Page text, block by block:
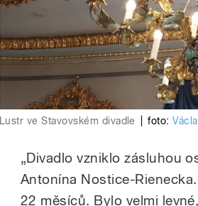
Lustr ve Stavovském divadle foto:
„Divadlo vzniklo zásluhou
Antonína Nostice-
22 měsíců. Bylo velmi